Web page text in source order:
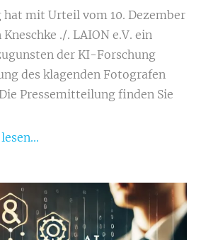
hat mit Urteil vom 10. Dezember
./. LAION e.V. ein
der KI-Forschung
des klagenden Fotografen
Pressemitteilung finden Sie